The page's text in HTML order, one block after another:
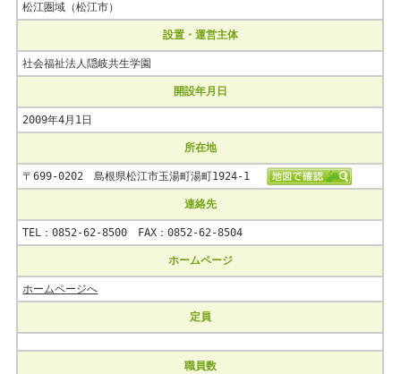
松江圏域（松江市）
設置・運営主体
社会福祉法人隠岐共生学園
開設年月日
2009年4月1日
所在地
〒699-0202 島根県松江市玉湯町湯町1924-1
連絡先
TEL：0852-62-8500 FAX：0852-62-8504
ホームページ
ホームページへ
定員
職員数